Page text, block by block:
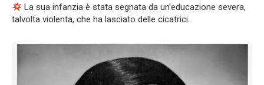
La sua infanzia è stata segnata da un’educazione severa,
talvolta violenta, che ha lasciato delle cicatrici.